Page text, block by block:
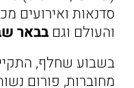
סדנאות ואירועים
והעולם וגםבבאר